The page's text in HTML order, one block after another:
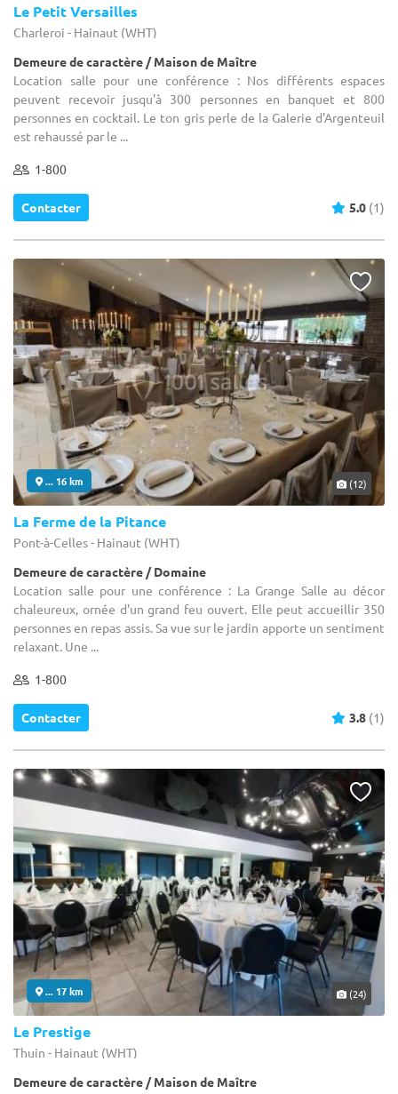
Le Petit Versailles
Charleroi - Hainaut (WHT)
Demeure de caractère / Maison de Maître
Location salle pour une conférence : Nos différents espaces
peuvent recevoir jusqu'à 300 personnes en banquet et 800
personnes en cocktail. Le ton gris perle de la Galerie d'Argenteuil
est rehaussé par le ...
1-800
Contacter 5.0 (1)
... 16 km (12)
La Ferme de la Pitance
Pont-à-Celles - Hainaut (WHT)
Demeure de caractère / Domaine
Location salle pour une conférence : La Grange Salle au décor
chaleureux, ornée d'un grand feu ouvert. Elle peut accueillir 350
personnes en repas assis. Sa vue sur le jardin apporte un sentiment
relaxant. Une ...
1-800
Contacter 3.8 (1)
... 17 km (24)
Le Prestige
Thuin - Hainaut (WHT)
Demeure de caractère / Maison de Maître